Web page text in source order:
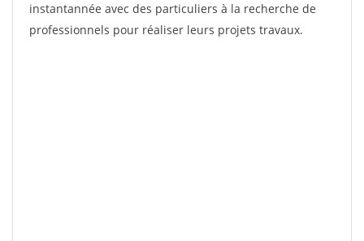
instantannée avec des particuliers à la recherche de
professionnels pour réaliser leurs projets travaux.